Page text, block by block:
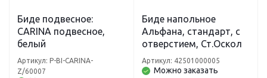
Биде подвесное:
CARINA подвесное,
белый
Артикул: P-BI-CARINA-
Z/60007
Биде напольное
Альфана, стандарт, с
отверстием, Ст.Оскол
Можно заказать
Артикул: 42501000005